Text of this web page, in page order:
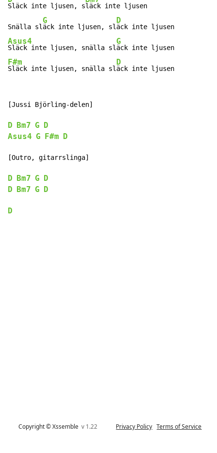
Släck inte ljusen, släck inte ljusen
Snälla sl
G
äck inte ljusen, sl
D
Asus4
Släck inte ljusen, snälla sl
G
F#m
Släck inte ljusen, snälla sl
D
äck inte ljusen
[Jussi Björling-delen]
D Bm7 G
D
Asus4 G F#m D
[Outro, gitarrslinga]
D Bm7 G
D
D
Bm7 G D
D
Copyright © Xssemblev 1.22 Privacy Policy Terms of Service